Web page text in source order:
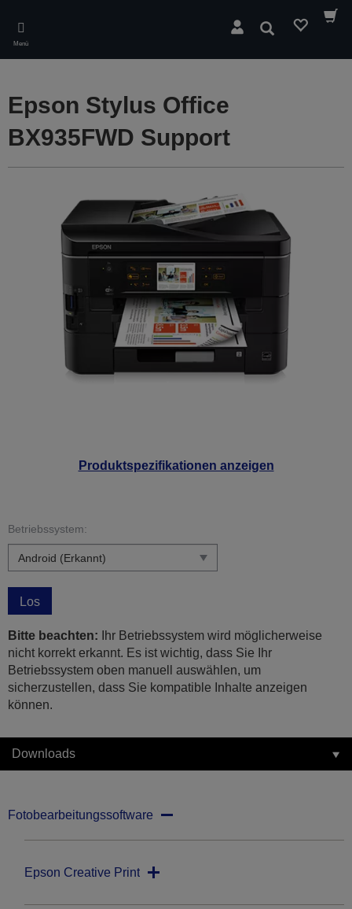
main
content
Menü
Suchen
Produktspezifikationen anzeigen
Epson Stylus Office
BX935FWD Support
Betriebssystem:
Los
Bitte beachten: Ihr Betriebssystem wird möglicherweise
nicht korrekt erkannt. Es ist wichtig, dass Sie Ihr
Betriebssystem oben manuell auswählen, um
sicherzustellen, dass Sie kompatible Inhalte anzeigen
können.
Downloads
Fotobearbeitungssoftware
Epson Creative Print